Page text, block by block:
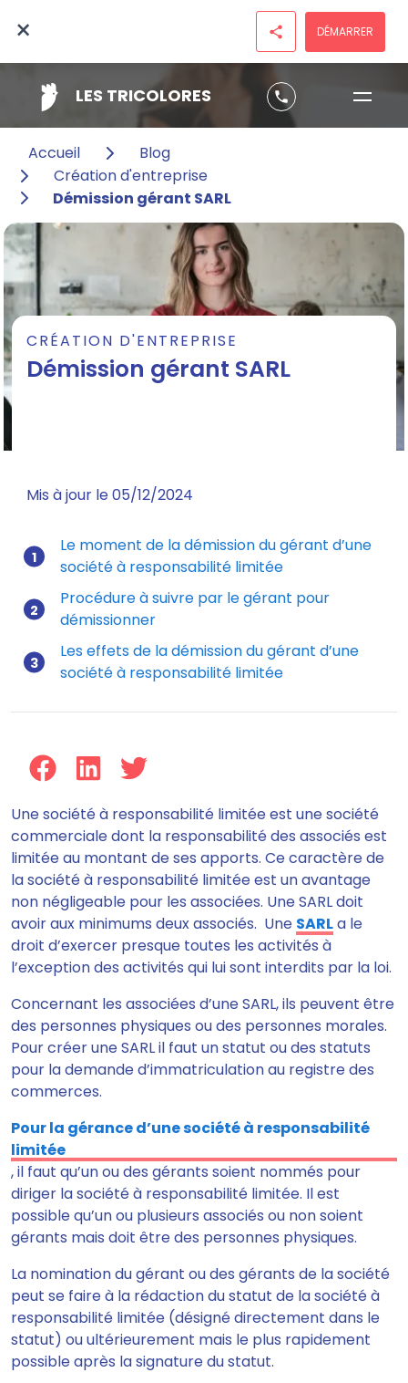
LES TRICOLORES phone
× share DÉMARRER
Accueil
Blog
Création d'entreprise
Démission gérant SARL
CRÉATION D'ENTREPRISE
Démission gérant SARL
Mis à jour le 05/12/2024
Le moment de la démission du gérant d’une
société à responsabilité limitée
Procédure à suivre par le gérant pour
démissionner
Les effets de la démission du gérant d’une
société à responsabilité limitée
Une société à responsabilité limitée est une société
commerciale dont la responsabilité des associés est
limitée au montant de ses apports. Ce caractère de
la société à responsabilité limitée est un avantage
non négligeable pour les associées. Une SARL doit
avoir aux minimums deux associés. Une SARLa le
droit d’exercer presque toutes les activités à
l’exception des activités qui lui sont interdits par la loi.
Concernant les associées d’une SARL, ils peuvent être
des personnes physiques ou des personnes morales.
Pour créer une SARL il faut un statut ou des statuts
pour la demande d’immatriculation au registre des
commerces.
Pour la gérance d’une société à responsabilité
limitée
,il faut qu’un ou des gérants soient nommés pour
diriger la société à responsabilité limitée. Il est
possible qu’un ou plusieurs associés ou non soient
gérants mais doit être des personnes physiques.
La nomination du gérant ou des gérants de la société
peut se faire à la rédaction du statut de la société à
responsabilité limitée (désigné directement dans le
statut) ou ultérieurement mais le plus rapidement
possible après la signature du statut.